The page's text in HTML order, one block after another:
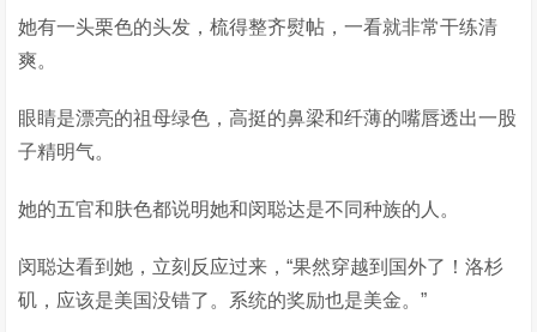
她有一头栗色的头发，梳得整齐熨帖，一看就非常干练清
爽。
眼睛是漂亮的祖母绿色，高挺的鼻梁和纤薄的嘴唇透出一股
子精明气。
她的五官和肤色都说明她和闵聪达是不同种族的人。
闵聪达看到她，立刻反应过来，“果然穿越到国外了！洛杉
矶，应该是美国没错了。系统的奖励也是美金。”